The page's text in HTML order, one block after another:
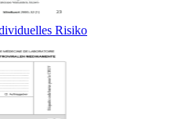
Risiko